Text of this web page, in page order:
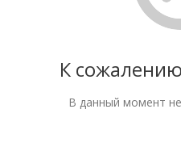
К
В данный момент